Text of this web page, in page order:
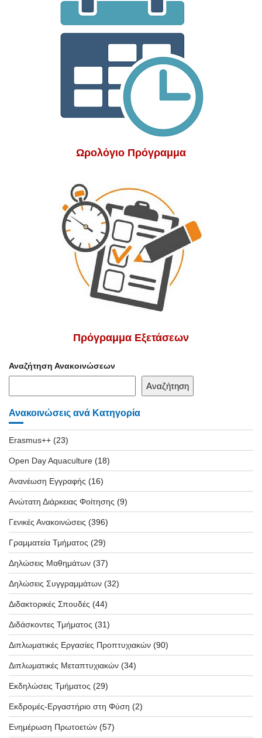
Ωρολόγιο Πρόγραμμα
Πρόγραμμα Εξετάσεων
Αναζήτηση Ανακοινώσεων
Αναζήτηση
Ανακοινώσεις ανά Κατηγορία
Erasmus++ (23)
Open Day Aquaculture (18)
Ανανέωση Εγγραφής (16)
Ανώτατη Διάρκειας Φοίτησης (9)
Γενικές Ανακοινώσεις (396)
Γραμματεία Τμήματος (29)
Δηλώσεις Μαθημάτων (37)
Δηλώσεις Συγγραμμάτων (32)
Διδακτορικές Σπουδές (44)
Διδάσκοντες Τμήματος (31)
Διπλωματικές Εργασίες Προπτυχιακών (90)
Διπλωματικές Μεταπτυχιακών (34)
Εκδηλώσεις Τμήματος (29)
Εκδρομές-Εργαστήριο στη Φύση (2)
Ενημέρωση Πρωτοετών (57)